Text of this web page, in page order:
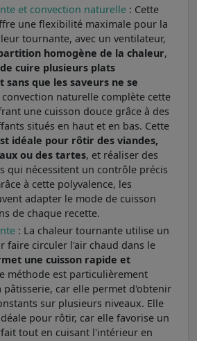
et convection naturelle : Cette
une flexibilité maximale pour la
tournante, avec un ventilateur,
homogène de la chaleur,
cuire plusieurs plats
que les saveurs ne se
convection naturelle complète cette
une cuisson douce grâce à des
situés en haut et en bas. Cette
idéale pour rôtir des viandes,
ou des tartes, et réaliser des
qui nécessitent un contrôle précis
à cette polyvalence, les
adapter le mode de cuisson
de chaque recette.
: La chaleur tournante utilise un
faire circuler l'air chaud dans le
une cuisson rapide et
méthode est particulièrement
pâtisserie, car elle permet d'obtenir
sur plusieurs niveaux. Elle
pour rôtir, car elle favorise un
tout en cuisant l'intérieur en